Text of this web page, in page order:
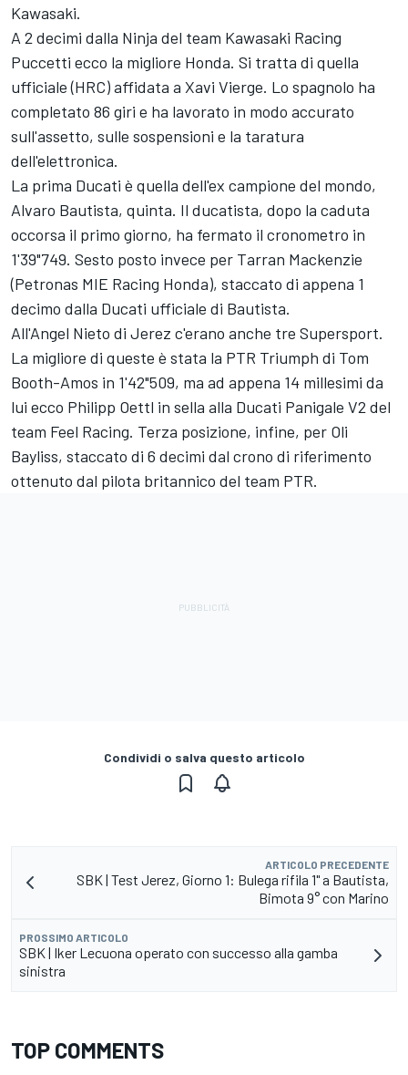
Kawasaki.
A 2 decimi dalla Ninja del team Kawasaki Racing
Puccetti ecco la migliore Honda. Si tratta di quella
ufficiale (HRC) affidata a Xavi Vierge. Lo spagnolo ha
completato 86 giri e ha lavorato in modo accurato
sull'assetto, sulle sospensioni e la taratura
dell'elettronica.
La prima Ducati è quella dell'ex campione del mondo,
Alvaro Bautista, quinta. Il ducatista, dopo la caduta
occorsa il primo giorno, ha fermato il cronometro in
1'39"749. Sesto posto invece per Tarran Mackenzie
(Petronas MIE Racing Honda), staccato di appena 1
decimo dalla Ducati ufficiale di Bautista.
All'Angel Nieto di Jerez c'erano anche tre Supersport.
La migliore di queste è stata la PTR Triumph di Tom
Booth-Amos in 1'42"509, ma ad appena 14 millesimi da
lui ecco Philipp Oettl in sella alla Ducati Panigale V2 del
team Feel Racing. Terza posizione, infine, per Oli
Bayliss, staccato di 6 decimi dal crono di riferimento
ottenuto dal pilota britannico del team PTR.
Condividi o salva questo articolo
ARTICOLO PRECEDENTE
SBK | Test Jerez, Giorno 1: Bulega rifila 1" a Bautista,
Bimota 9° con Marino
PROSSIMO ARTICOLO
SBK | Iker Lecuona operato con successo alla gamba
sinistra
TOP COMMENTS